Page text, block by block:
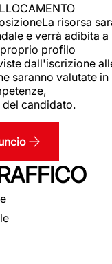
risorsa
e verrà adibita a
profilo
dall'iscrizione
saranno valutate in
candidato.